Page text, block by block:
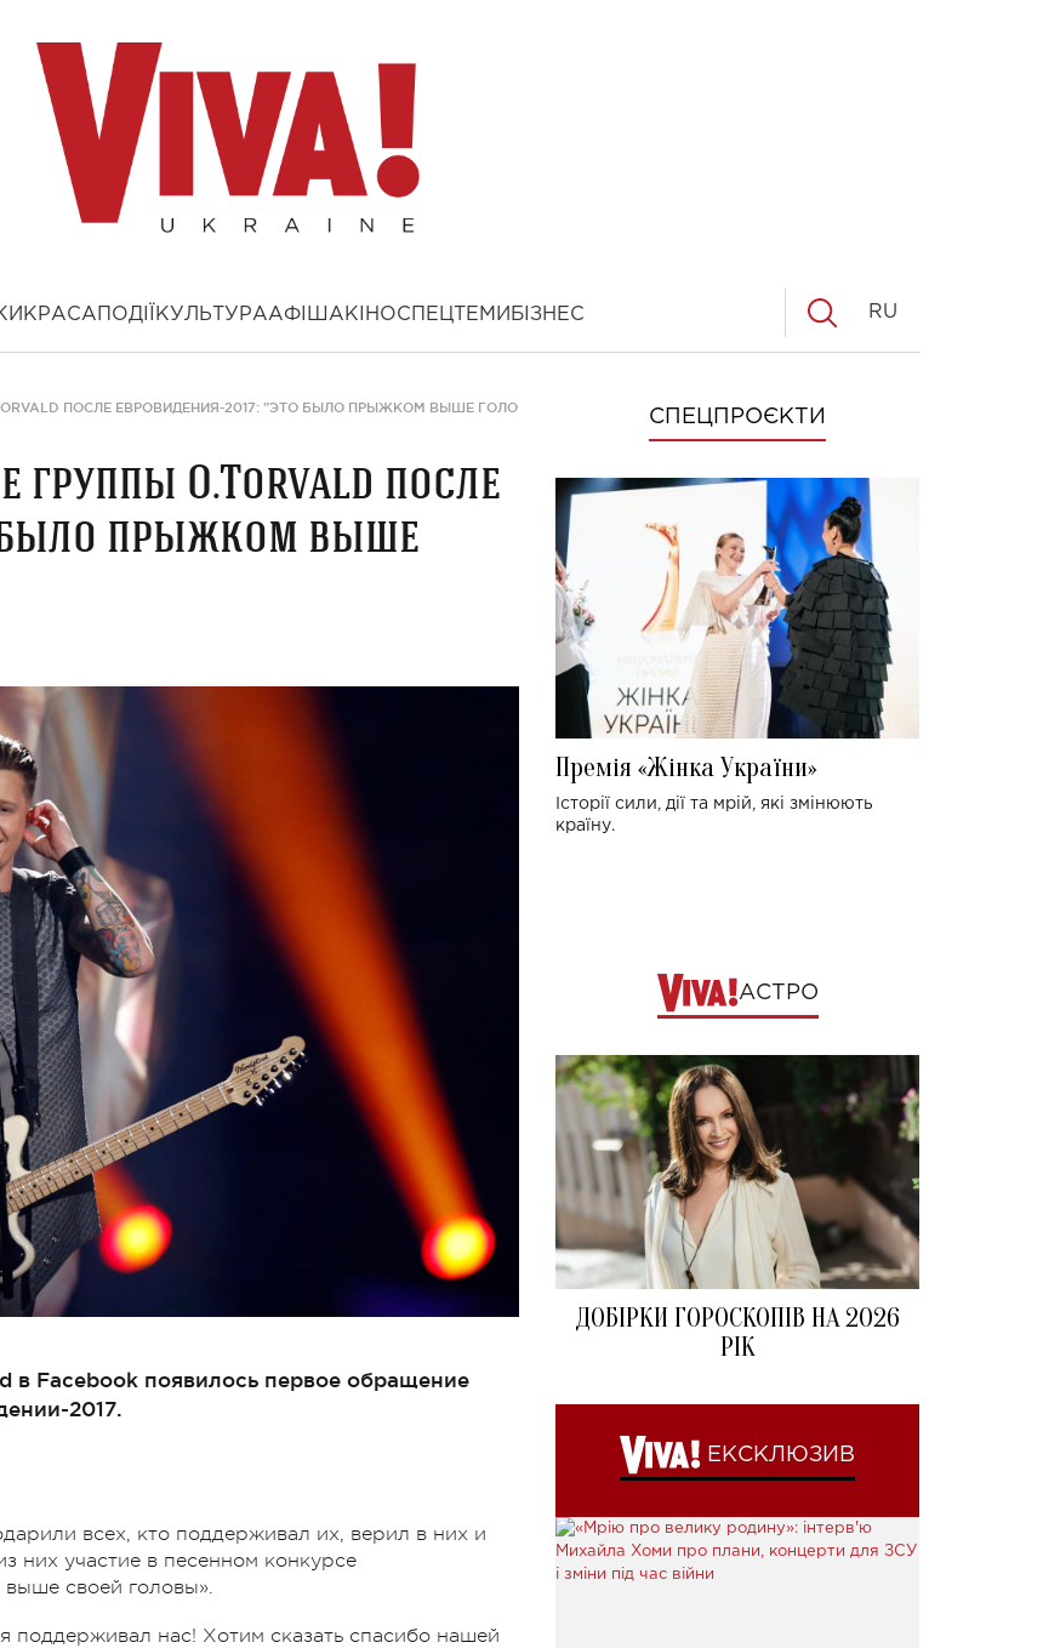
КРАСА ПОДІЇ КУЛЬТУРААФІША КІНОСПЕЦТЕМИ БІЗНЕС RU
ПОСЛЕ ЕВРОВИДЕНИЯ-2017: "ЭТО БЫЛО ПРЫЖКОМ ВЫШЕ ГОЛОВЫ"
группы O.Torvald после
было прыжком выше
в Facebook появилось первое обращение
2017.
всех, кто поддерживал их, верил в них и
них участие в песенном конкурсе
своей головы».
поддерживал нас! Хотим сказать спасибо нашей
СПЕЦПРОЄКТИ
Премія «Жінка України»
Історії сили, дії та мрій, які змінюють
країну.
АСТРО
ДОБІРКИ ГОРОСКОПІВ НА 2026
РІК
ЕКСКЛЮЗИВ